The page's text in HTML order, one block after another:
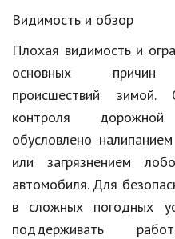
Видимость и обзор
Плохая видимость и
основных причин
происшествий зимой.
контроля
обусловлено
или загрязнением
автомобиля. Для
в сложных погодных
поддерживать